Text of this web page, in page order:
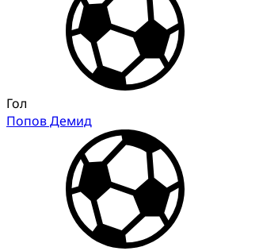
Гол
Попов Демид